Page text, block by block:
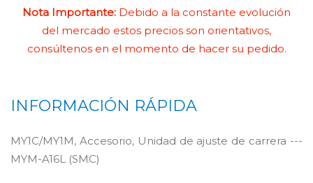
Nota Importante: Debido a la constante evolución
del mercado estos precios son orientativos,
consúltenos en el momento de hacer su pedido.
INFORMACIÓN RÁPIDA
MY1C/MY1M, Accesorio, Unidad de ajuste de carrera ---
MYM-A16L (SMC)